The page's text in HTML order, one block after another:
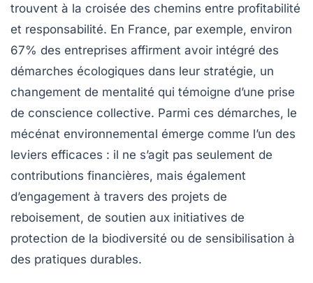
trouvent à la croisée des chemins entre profitabilité
et responsabilité. En France, par exemple, environ
67% des entreprises affirment avoir intégré des
démarches écologiques dans leur stratégie, un
changement de mentalité qui témoigne d’une prise
de conscience collective. Parmi ces démarches, le
mécénat environnemental émerge comme l’un des
leviers efficaces : il ne s’agit pas seulement de
contributions financières, mais également
d’engagement à travers des projets de
reboisement, de soutien aux initiatives de
protection de la biodiversité ou de sensibilisation à
des pratiques durables.